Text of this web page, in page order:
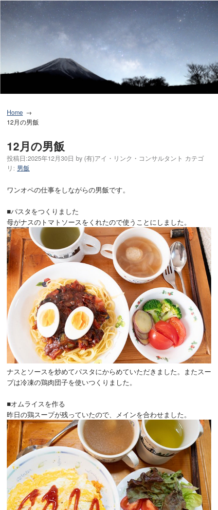
Home
12月の男飯
12月の男飯
投稿日:2025年12月30日 by (有)アイ・リンク・コンサルタント カテゴ
リ: 男飯
ワンオペの仕事をしながらの男飯です。
■パスタをつくりました
母がナスのトマトソースをくれたので使うことにしました。
ナスとソースを炒めてパスタにからめていただきました。またスー
プは冷凍の鶏肉団子を使いつくりました。
■オムライスを作る
昨日の鶏スープが残っていたので、メインを合わせました。